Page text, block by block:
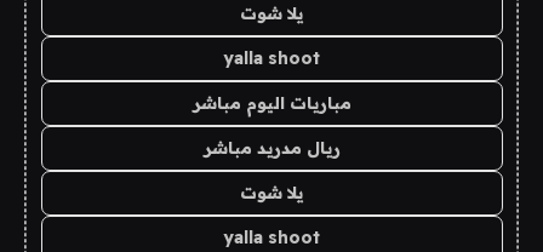
يلا شوت
yalla shoot
مباريات اليوم مباشر
ريال مدريد مباشر
يلا شوت
yalla shoot